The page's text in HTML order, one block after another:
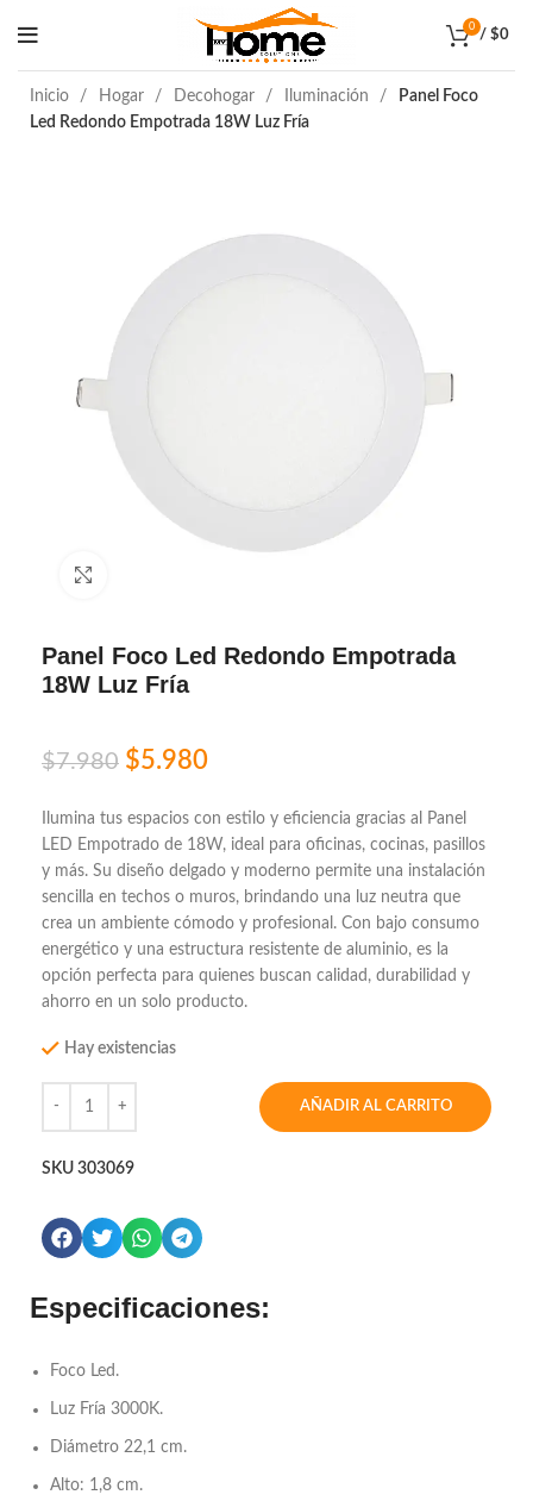
0
/ $0
Inicio Hogar Decohogar Iluminación
Panel Foco
Led Redondo Empotrada 18W Luz Fría
Panel Foco Led Redondo Empotrada
18W Luz Fría
$7.980 $5.980
Ilumina tus espacios con estilo y eficiencia gracias al Panel
LED Empotrado de 18W, ideal para oficinas, cocinas, pasillos
y más. Su diseño delgado y moderno permite una instalación
sencilla en techos o muros, brindando una luz neutra que
crea un ambiente cómodo y profesional. Con bajo consumo
energético y una estructura resistente de aluminio, es la
opción perfecta para quienes buscan calidad, durabilidad y
ahorro en un solo producto.
Hay existencias
AÑADIR AL CARRITO
SKU 303069
Especificaciones:
Foco Led.
Luz Fría 3000K.
Diámetro 22,1 cm.
Alto: 1,8 cm.